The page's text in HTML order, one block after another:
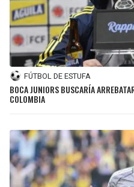
FÚTBOL DE ESTUFA
BOCA JUNIORS BUSCARÍA
COLOMBIA